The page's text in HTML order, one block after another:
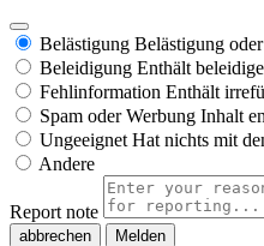
Belästigung Belästigung
Beleidigung Enthält
Fehlinformation Enthält
Spam oder Werbung Inhalt
Ungeeignet Hat nichts mit
Andere
Report note
Melden